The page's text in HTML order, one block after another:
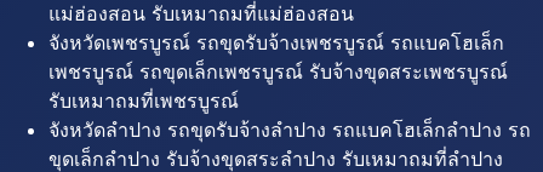
แม่ฮ่องสอน รับเหมาถมที่แม่ฮ่องสอน
จังหวัดเพชรบูรณ์ รถขุดรับจ้างเพชรบูรณ์ รถแบคโฮเล็ก
เพชรบูรณ์ รถขุดเล็กเพชรบูรณ์ รับจ้างขุดสระเพชรบูรณ์
รับเหมาถมที่เพชรบูรณ์
จังหวัดลำปาง รถขุดรับจ้างลำปาง รถแบคโฮเล็กลำปาง รถ
ขุดเล็กลำปาง รับจ้างขุดสระลำปาง รับเหมาถมที่ลำปาง